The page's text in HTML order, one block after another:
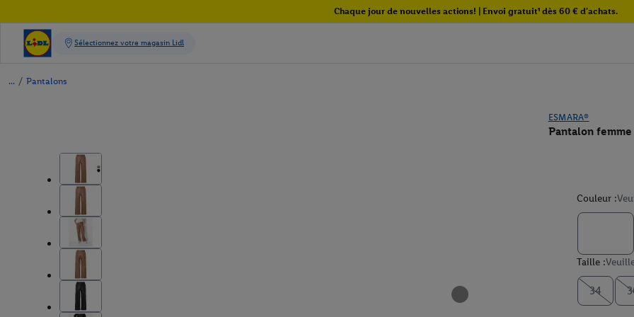
Chaque jour de nouvelles actions! | Envoi gratuit¹ dès 60 € d'achats.
/ Pantalons
ESMARA®
Pantalon
Couleur :
Taille :
34